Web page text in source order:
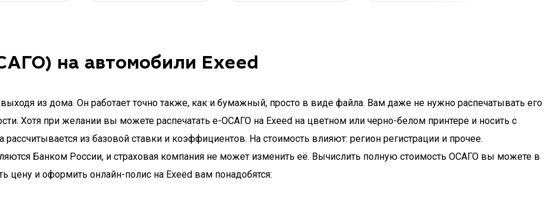
на автомобили Exeed
из дома. Он работает точно также, как и бумажный, просто в виде файла. Вам даже не нужно распечатывать его
Хотя при желании вы можете распечатать e-ОСАГО на Exeed на цветном или черно-белом принтере и носить с
из базовой ставки и коэффициентов. На стоимость влияют: регион регистрации и прочее.
Банком России, и страховая компания не может изменить её. Вычислить полную стоимость ОСАГО вы можете в
цену и оформить онлайн-полис на Exeed вам понадобятся: